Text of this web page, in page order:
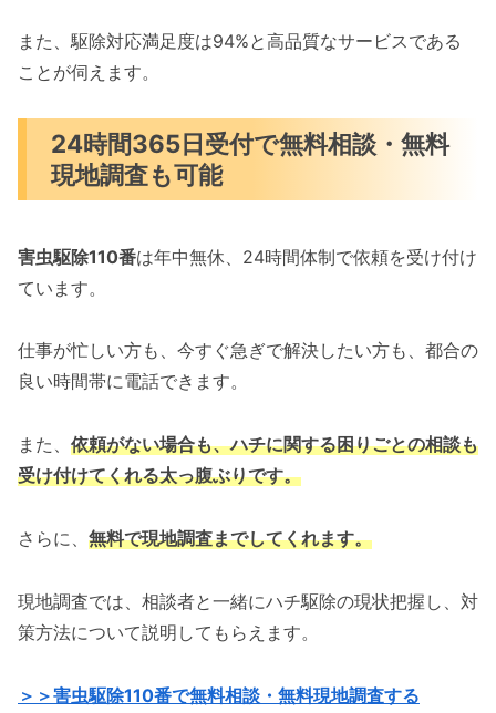
また、駆除対応満足度は94%と高品質なサービスである
ことが伺えます。
24時間365日受付で無料相談・無料
現地調査も可能
害虫駆除110番は年中無休、24時間体制で依頼を受け付け
ています。
仕事が忙しい方も、今すぐ急ぎで解決したい方も、都合の
良い時間帯に電話できます。
また、 依頼がない場合も、ハチに関する困りごとの相談も
受け付けてくれる太っ腹ぶりです。
さらに、 無料で現地調査までしてくれます。
現地調査では、相談者と一緒にハチ駆除の現状把握し、対
策方法について説明してもらえます。
＞＞害虫駆除110番で無料相談・無料現地調査する